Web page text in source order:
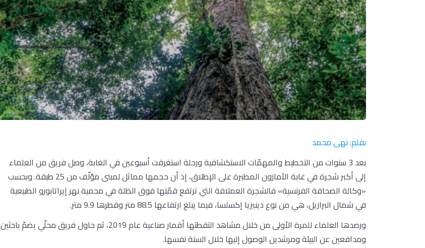
بقلم: نهى محمد
بعد 3 سنوات من التخطيط والمهمّات الاستكشافية ورحلة استغرقت أسبوعين في الغابة، وصل فريق من العلماء
إلى أكبر شجرة في غابة الأمازون المطيرة على الإطلاق، إذ أن حجمها مماثل لمبنى مؤلّف من 25 طبقة. وبحسب
«وكالة الصحافة الفرنسية» فالشجرة العملاقة التي ترتفع قمّتها فوق الظلة في محمية نهر إيراتابورو الطبيعية
في شمال البرازيل، هي من نوع دينيزيا إكسلسا، فيما يبلغ ارتفاعها 88.5 متر وقطرها 9.9 متر.
ورصدها العلماء للمرة الأولى من خلال مشاهد التقطتها أقمار صناعية عام 2019، ثم حاول فريق محلّي يضمّ باحثين
ومدافعين عن البيئة ومرشدين الوصول إليها خلال السنة نفسها.